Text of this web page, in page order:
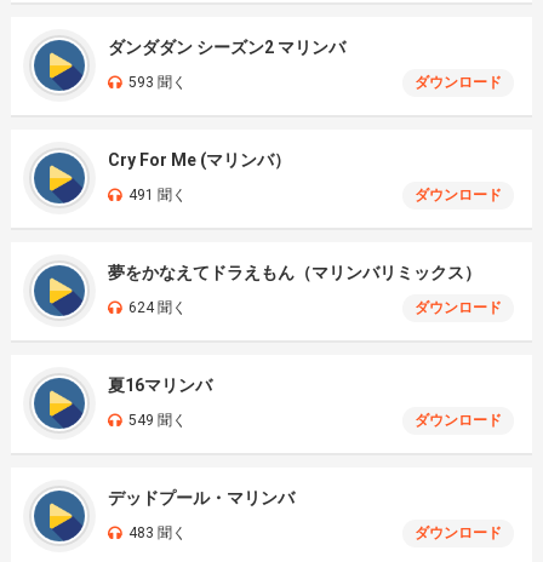
ダンダダン シーズン2 マリンバ
593 聞く ダウンロード
Cry For Me (マリンバ）
491 聞く ダウンロード
夢をかなえてドラえもん（マリンバリミックス）
624 聞く ダウンロード
夏16マリンバ
549 聞く ダウンロード
デッドプール・マリンバ
483 聞く ダウンロード